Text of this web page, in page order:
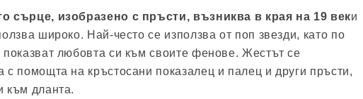
сърце, изобразено с пръсти, възниква в края на 19 веки
широко. Най-често се използва от поп звезди, като по
показват любовта си към своите фенове. Жестът се
с помощта на кръстосани показалец и палец и други пръсти,
към дланта.